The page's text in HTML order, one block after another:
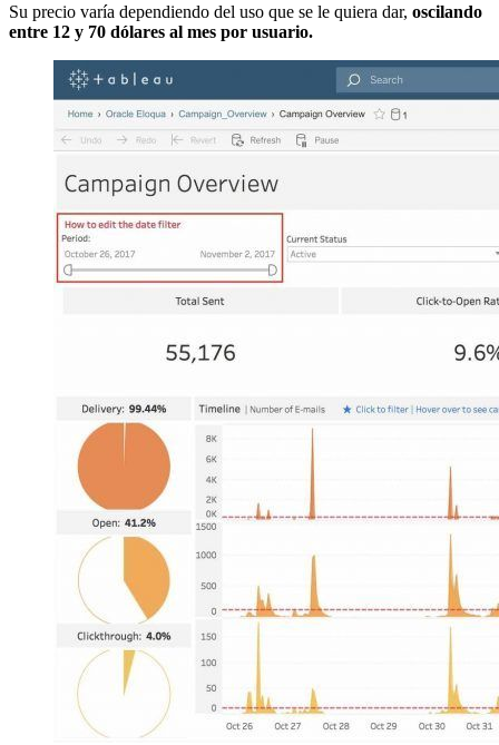
Su precio varía dependiendo del uso que se le quiera dar, oscilando
entre 12 y 70 dólares al mes por usuario.